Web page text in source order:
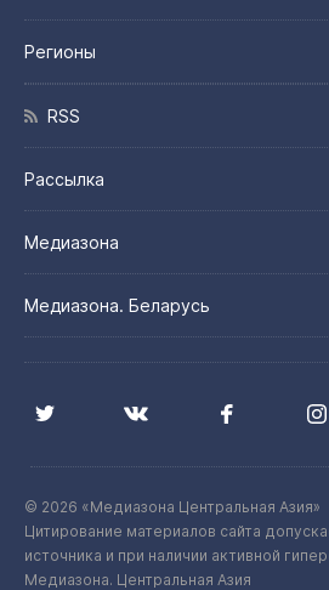
Регионы
RSS
Рассылка
Медиазона
Медиазона. Беларусь
© 2026 «Медиазона Центральная Азия»
Цитирование материалов сайта
источника и при наличии активной
Медиазона. Центральная Азия